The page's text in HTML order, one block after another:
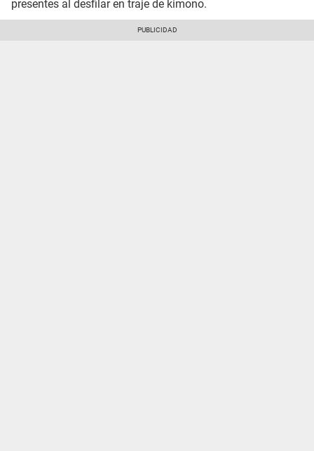
presentes al desfilar en traje de kimono.